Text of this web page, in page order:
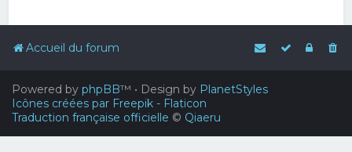
Accueil du forum
Powered by phpBB™ • Design by PlanetStyles
Icônes créées par Freepik - Flaticon
Traduction française officielle © Qiaeru